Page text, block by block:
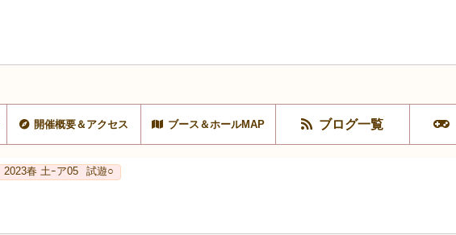
開催概要＆アクセス ブース＆ホールMAP ブログ一覧
2023春 土ｰア05 試遊○